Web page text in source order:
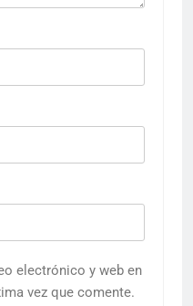
electrónico y web en
vez que comente.